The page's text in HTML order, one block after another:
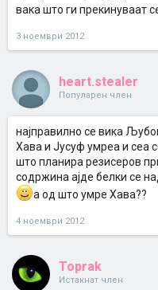
Љубов,вера, надежтуку се
Љубов до небо
Јас ја гледам сега 3тата
што почна 3 сезна во
понеделникот од ич ништо
вака што ги прекинуваат
3 ноември 2012
heart.stealer
Популарен член
најправилно се вика
Хава и Јусуф умреа и сеа
што планира резисеров
содржина ајде белки се
а од што умре Хава??
4 ноември 2012
Toprak
Истакнат член